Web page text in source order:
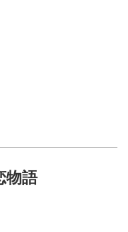
語